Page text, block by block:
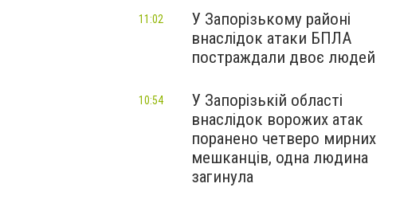
У Запорізькому районі
внаслідок атаки БПЛА
постраждали двоє людей
11:02
У Запорізькій області
внаслідок ворожих атак
поранено четверо мирних
мешканців, одна людина
загинула
10:54